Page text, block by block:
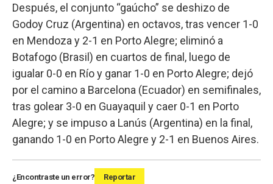
Después, el conjunto “gaúcho” se deshizo de
Godoy Cruz (Argentina) en octavos, tras vencer 1-0
en Mendoza y 2-1 en Porto Alegre; eliminó a
Botafogo (Brasil) en cuartos de final, luego de
igualar 0-0 en Río y ganar 1-0 en Porto Alegre; dejó
por el camino a Barcelona (Ecuador) en semifinales,
tras golear 3-0 en Guayaquil y caer 0-1 en Porto
Alegre; y se impuso a Lanús (Argentina) en la final,
ganando 1-0 en Porto Alegre y 2-1 en Buenos Aires.
¿Encontraste un error? Reportar